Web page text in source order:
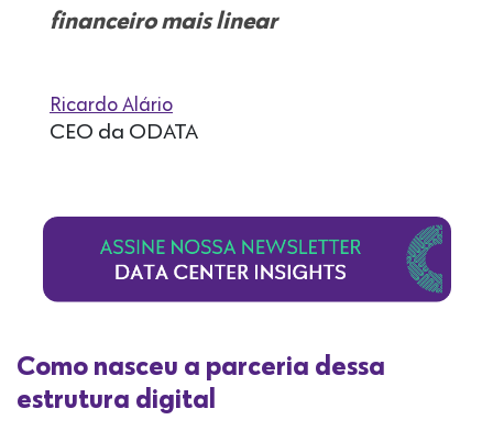
financeiro mais linear
Ricardo Alário
CEO da ODATA
Como nasceu a parceria dessa
estrutura digital